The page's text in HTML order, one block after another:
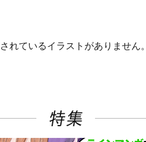
れているイラストがありません。